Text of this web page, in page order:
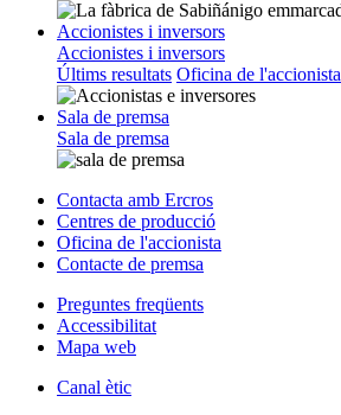
Accionistes i inversors
Accionistes i inversors
Últims resultats Oficina de l'accionista
Sala de premsa
Sala de premsa
Contacta amb Ercros
Centres de producció
Oficina de l'accionista
Contacte de premsa
Preguntes freqüents
Accessibilitat
Mapa web
Canal ètic